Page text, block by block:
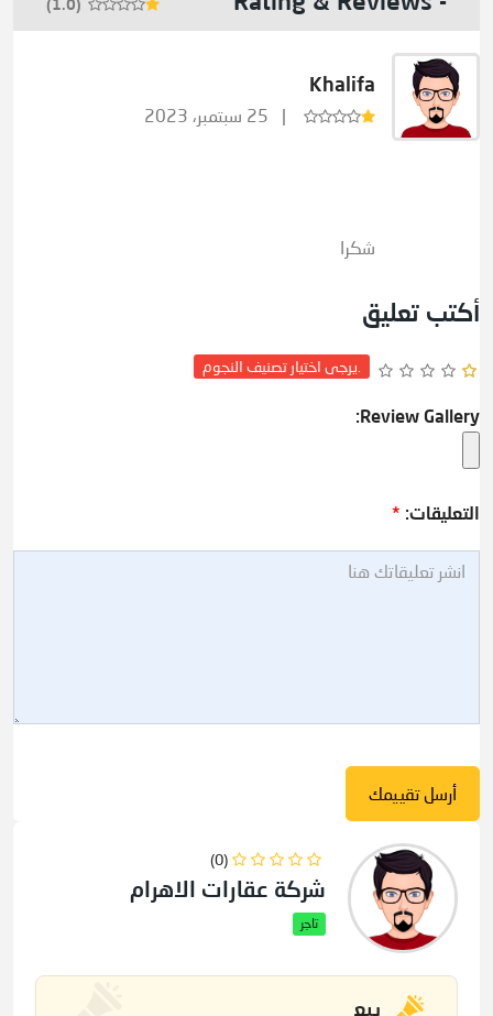
Khalifa
25 سبتمبر، 2023
شكرا
أكتب تعليق
Review Gallery:
التعليقات: *
(0)
شركة عقارات الاهرام
تاجر
بيع